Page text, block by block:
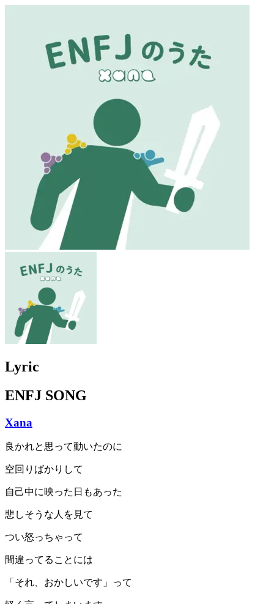
Lyric
ENFJ SONG
Xana
良かれと思って動いたのに
空回りばかりして
自己中に映った日もあった
悲しそうな人を見て
つい怒っちゃって
間違ってることには
「それ、おかしいです」って